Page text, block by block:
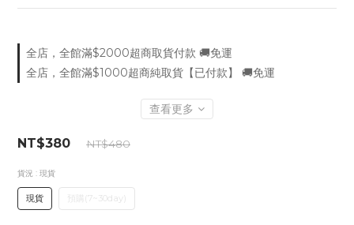
全店，全館滿$2000超商取貨付款 🚚免運
全店，全館滿$1000超商純取貨【已付款】 🚚免運
查看更多
NT$380 NT$480
貨況 : 現貨
現貨 預購(7~30day)